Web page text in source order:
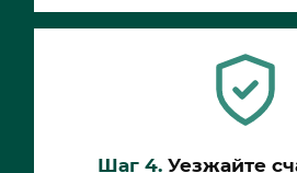
Шаг 4.Уезжайте